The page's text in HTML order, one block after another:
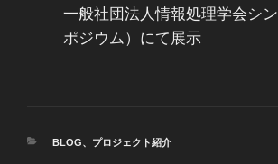
一般社団法人情報処理学会シン
ポジウム）にて展示
カ
BLOG、 プロジェクト紹介